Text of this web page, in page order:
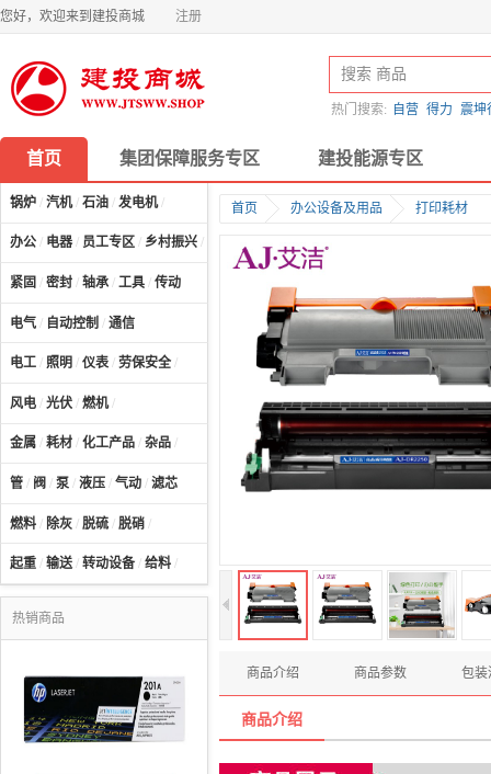
您好，欢迎来到建投商城 注册
热门搜索: 自营 得力 震坤
首页 集团保障服务专区 建投能源专区
锅炉 / 汽机/ 石油 / 发电机/
办公 / 电器 / 员工专区 / 乡村振兴 / 计算机及配件 /
紧固 / 密封 / 轴承 / 工具 / 传动
电气 / 自动控制 / 通信
电工 / 照明 / 仪表 / 劳保安全 /
风电 / 光伏 / 燃机/
金属 / 耗材 / 化工产品 / 杂品 /
管 / 阀 / 泵 / 液压 / 气动 / 滤芯
燃料 / 除灰 / 脱硫 / 脱硝 /
起重 / 输送/ 转动设备 / 给料 /
热销商品
首页 办公设备及用品 打印耗材
商品介绍 商品参数 包装
商品介绍